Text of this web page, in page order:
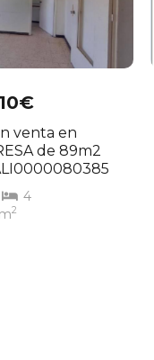
venta en
de 89m2
4
m2